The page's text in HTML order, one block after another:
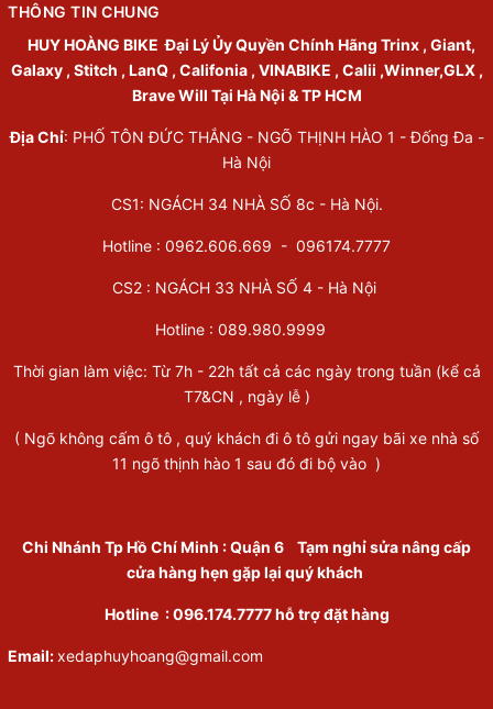
THÔNG TIN CHUNG
HUY HOÀNG BIKE Đại Lý Ủy Quyền Chính Hãng Trinx , Giant,
Galaxy , Stitch , LanQ , Califonia , VINABIKE , Calii ,Winner,GLX ,
Brave Will Tại Hà Nội & TP HCM
Địa Chỉ: PHỐ TÔN ĐỨC THẮNG - NGÕ THỊNH HÀO 1 - Đống Đa -
Hà Nội
CS1: NGÁCH 34 NHÀ SỐ 8c - Hà Nội.
Hotline : 0962.606.669 - 096174.7777
CS2 : NGÁCH 33 NHÀ SỐ 4 - Hà Nội
Hotline : 089.980.9999
Thời gian làm việc: Từ 7h - 22h tất cả các ngày trong tuần (kể cả
T7&CN , ngày lễ )
( Ngõ không cấm ô tô , quý khách đi ô tô gửi ngay bãi xe nhà số
11 ngõ thịnh hào 1 sau đó đi bộ vào )
Chi Nhánh Tp Hồ Chí Minh :Quận 6 Tạm nghỉ sửa nâng cấp
cửa hàng hẹn gặp lại quý khách
Hotline : 096.174.7777 hỗ trợ đặt hàng
Email:xedaphuyhoang@gmail.com